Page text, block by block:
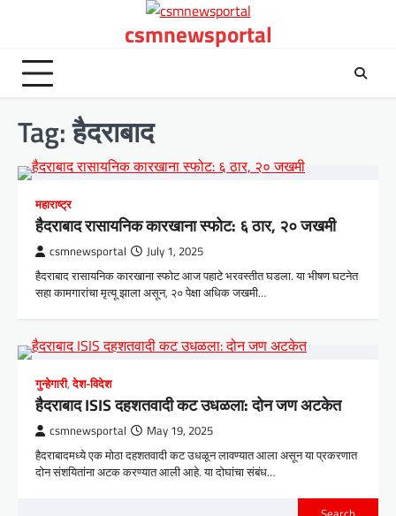
csmnewsportal
Tag:हैदराबाद
महाराष्ट्र
हैदराबाद रासायनिक कारखाना स्फोट: ६ ठार, २० जखमी
csmnewsportal July 1, 2025
हैदराबाद रासायनिक कारखाना स्फोट आज पहाटे भरवस्तीत घडला. या भीषण घटनेत
सहा कामगारांचा मृत्यू झाला असून, २० पेक्षा अधिक जखमी…
गुन्हेगारी,देश-विदेश
हैदराबाद ISIS दहशतवादी कट उधळला: दोन जण अटकेत
csmnewsportal May 19, 2025
हैदराबादमध्ये एक मोठा दहशतवादी कट उधळून लावण्यात आला असून या प्रकरणात
दोन संशयितांना अटक करण्यात आली आहे. या दोघांचा संबंध…